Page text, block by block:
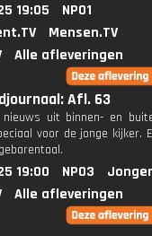
19:05
NPO1
Mensen.TV
Alle afleveringen
Afl. 63
uit binnen- en
voor de jonge kijker.
19:00 NPO3
Alle afleveringen